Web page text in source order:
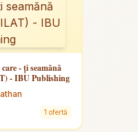
- ți seamănă
- IBU Publishing
1 ofertă